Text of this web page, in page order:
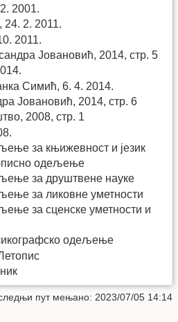
2001.
24. 2. 2011.
2011.
Јовановић, 2014, стр. 5
Симић, 6. 4. 2014.
Јовановић, 2014, стр. 6
2008, стр. 1
за књижевност и језик
одељење
за друштвене науке
за ликовне уметности
за сценске уметности и
одељење
пут мењано: 2023/07/05 14:14